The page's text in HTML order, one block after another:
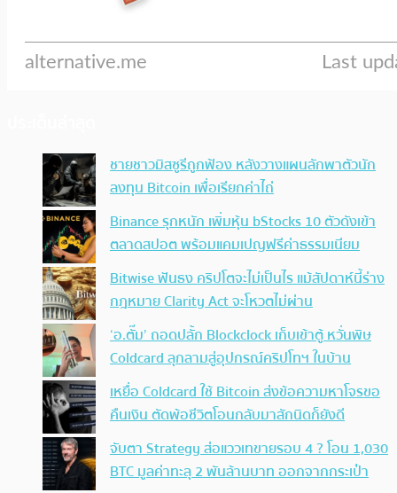
ชายชาวมิสซูรีถูกฟ้อง หลังวางแผนลักพาตัวนัก
ลงทุน Bitcoin เพื่อเรียกค่าไถ่
Binance รุกหนัก เพิ่มหุ้น bStocks 10 ตัวดังเข้า
ตลาดสปอต พร้อมแคมเปญฟรีค่าธรรมเนียม
Bitwise ฟันธง คริปโตจะไม่เป็นไร แม้สัปดาห์นี้ร่าง
กฎหมาย Clarity Act จะโหวตไม่ผ่าน
‘อ.ตั๊ม’ ถอดปลั้ก Blockclock เก็บเข้าตู้ หวั่นพิษ
Coldcard ลุกลามสู่อุปกรณ์คริปโทฯ ในบ้าน
เหยื่อ Coldcard ใช้ Bitcoin ส่งข้อความหาโจรขอ
คืนเงิน ตัดพ้อชีวิตโอนกลับมาสักนิดก็ยังดี
จับตา Strategy ส่อแววเทขายรอบ 4 ? โอน 1,030
BTC มูลค่าทะลุ 2 พันล้านบาท ออกจากกระเป๋า